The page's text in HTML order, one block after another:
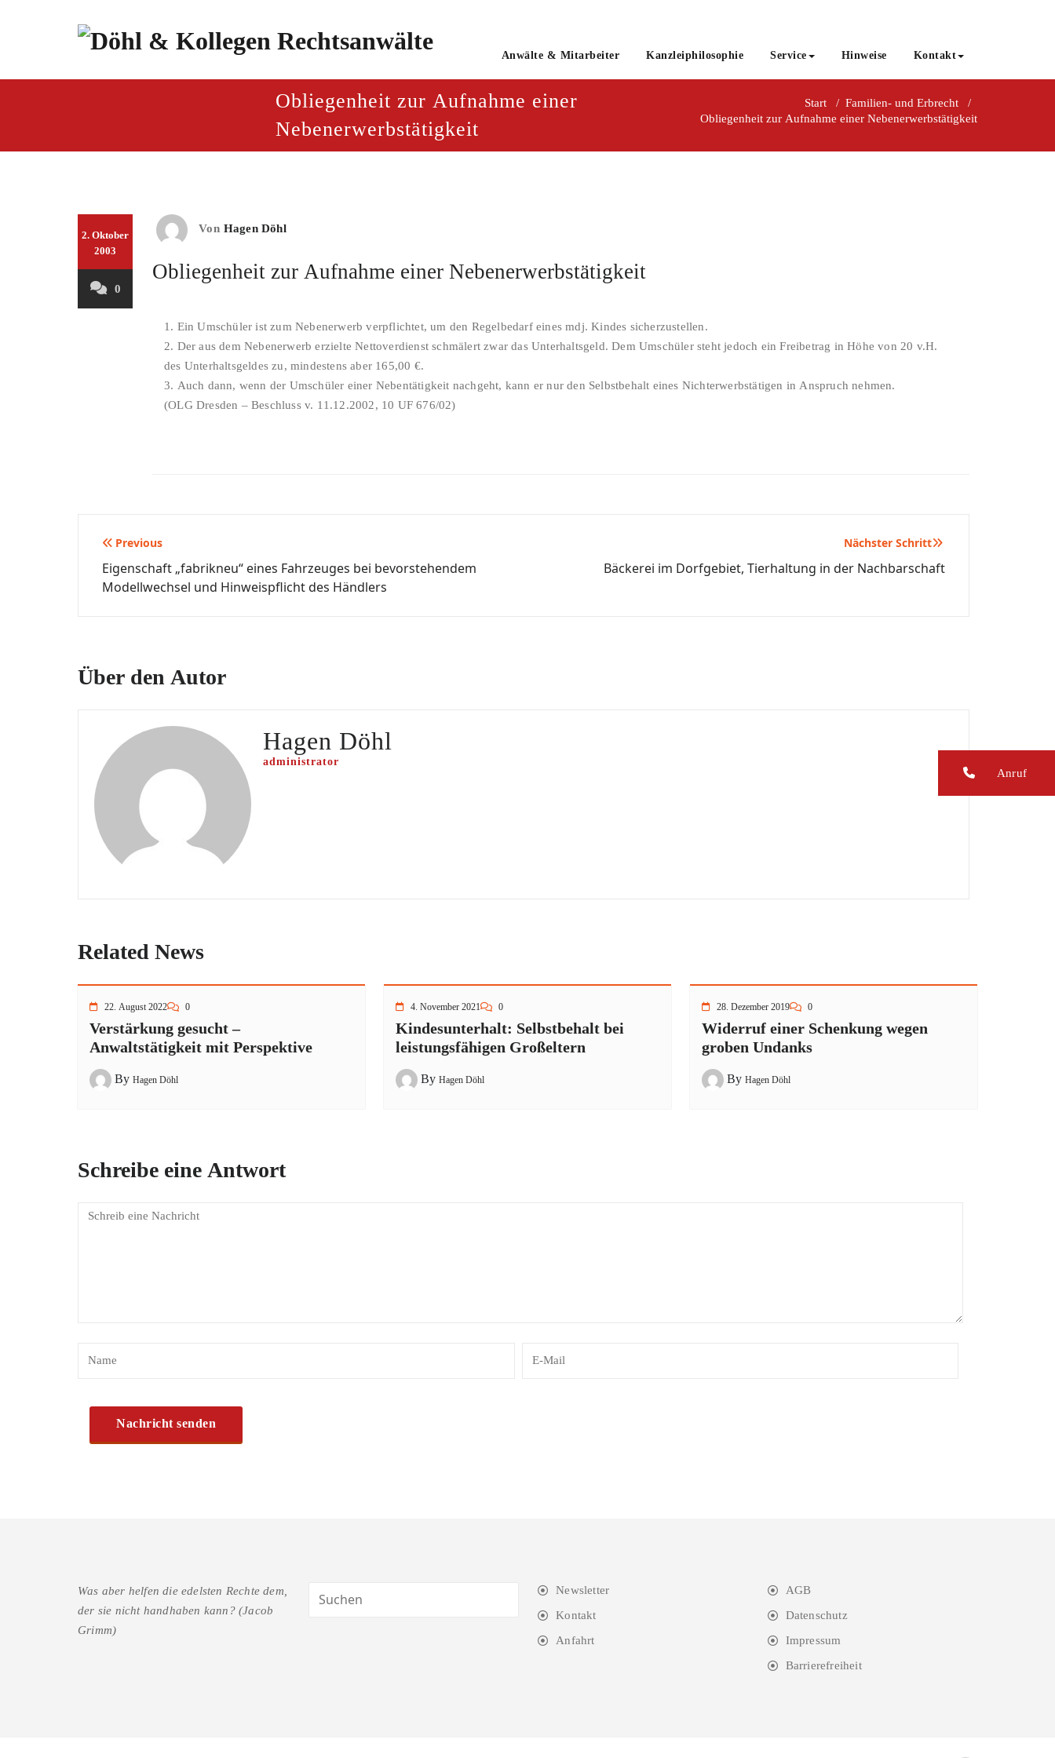
paragraf.info Anwälte & Mitarbeiter Kanzleiphilosophie Service Hinweise Kontakt
Obliegenheit zur Aufnahme einer
Nebenerwerbstätigkeit
Start / Familien- und Erbrecht /
Obliegenheit zur Aufnahme einer Nebenerwerbstätigkeit
2. Oktober
2003
0
Von Hagen Döhl
Obliegenheit zur Aufnahme einer Nebenerwerbstätigkeit
1. Ein Umschüler ist zum Nebenerwerb verpflichtet, um den Regelbedarf eines mdj. Kindes sicherzustellen.
2. Der aus dem Nebenerwerb erzielte Nettoverdienst schmälert zwar das Unterhaltsgeld. Dem Umschüler steht jedoch ein Freibetrag in Höhe von 20 v.H.
des Unterhaltsgeldes zu, mindestens aber 165,00 €.
3. Auch dann, wenn der Umschüler einer Nebentätigkeit nachgeht, kann er nur den Selbstbehalt eines Nichterwerbstätigen in Anspruch nehmen.
(OLG Dresden – Beschluss v. 11.12.2002, 10 UF 676/02)
Beitragsnavigation
Previous
Eigenschaft „fabrikneu“ eines Fahrzeuges bei bevorstehendem
Modellwechsel und Hinweispflicht des Händlers
Nächster Schritt
Bäckerei im Dorfgebiet, Tierhaltung in der Nachbarschaft
Über den Autor
Hagen Döhl
administrator
Related News
22. August 2022 0
Verstärkung gesucht –
Anwaltstätigkeit mit Perspektive
By Hagen Döhl
4. November 2021 0
Kindesunterhalt: Selbstbehalt bei
leistungsfähigen Großeltern
By Hagen Döhl
28. Dezember 2019 0
Widerruf einer Schenkung wegen
groben Undanks
By Hagen Döhl
Schreibe eine Antwort
Was aber helfen die edelsten Rechte dem,
der sie nicht handhaben kann? (Jacob
Grimm)
Newsletter
Kontakt
Anfahrt
AGB
Datenschutz
Impressum
Barrierefreiheit
Anruf